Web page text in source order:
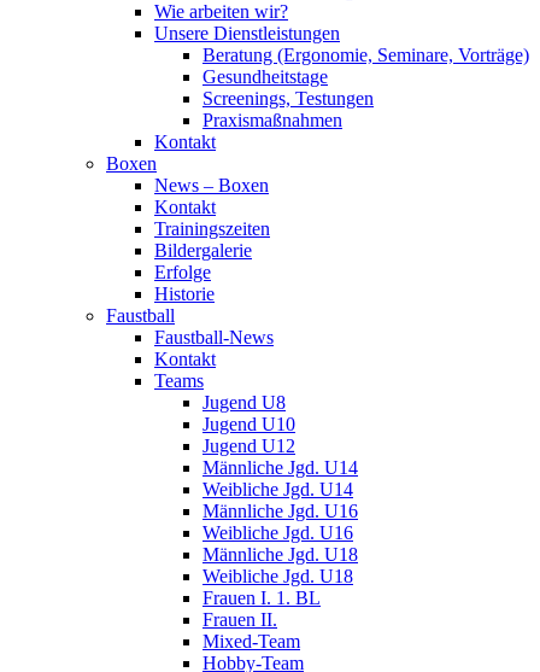
Wie arbeiten wir?
Unsere Dienstleistungen
Beratung (Ergonomie, Seminare, Vorträge)
Gesundheitstage
Screenings, Testungen
Praxismaßnahmen
Kontakt
Boxen
News – Boxen
Kontakt
Trainingszeiten
Bildergalerie
Erfolge
Historie
Faustball
Faustball-News
Kontakt
Teams
Jugend U8
Jugend U10
Jugend U12
Männliche Jgd. U14
Weibliche Jgd. U14
Männliche Jgd. U16
Weibliche Jgd. U16
Männliche Jgd. U18
Weibliche Jgd. U18
Frauen I. 1. BL
Frauen II.
Mixed-Team
Hobby-Team